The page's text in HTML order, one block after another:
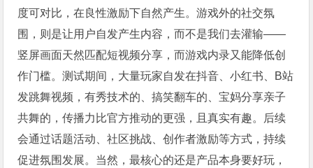
度可对比，在良性激励下自然产生。游戏外的社交氛
围，则是让用户自发产生内容，而不是我们去灌输——
竖屏画面天然匹配短视频分享，而游戏内录又能降低创
作门槛。测试期间，大量玩家自发在抖音、小红书、B站
发跳舞视频，有秀技术的、搞笑翻车的、宝妈分享亲子
共舞的，传播力比官方推动的更强，且真实有趣。后续
会通过话题活动、社区挑战、创作者激励等方式，持续
促进氛围发展。当然，最核心的还是产品本身要好玩，